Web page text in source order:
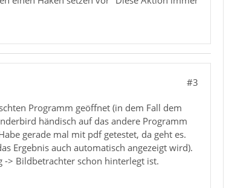
#3
Programm geöffnet (in dem Fall dem
händisch auf das andere Programm
gerade mal mit pdf getestet, da geht es.
Ergebnis auch automatisch angezeigt wird).
-> Bildbetrachter schon hinterlegt ist.